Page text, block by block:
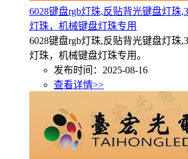
6028键盘rgb灯珠,反贴背光键盘灯珠
灯珠，机械键盘灯珠专用
6028键盘rgb灯珠,反贴背光键盘灯珠
灯珠，机械键盘灯珠专用。
发布时间：2025-08-16
查看详情>>